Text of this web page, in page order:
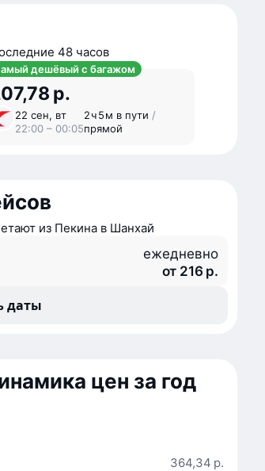
48 часов
дешёвый с багажом
р.
22 сен, вт
22:00 – 00:05
2 ⁠ч 5 ⁠м в пути /
прямой
из Пекина в Шанхай
ежедневно
от 216 р.
даты
цен за год
364,34 р.